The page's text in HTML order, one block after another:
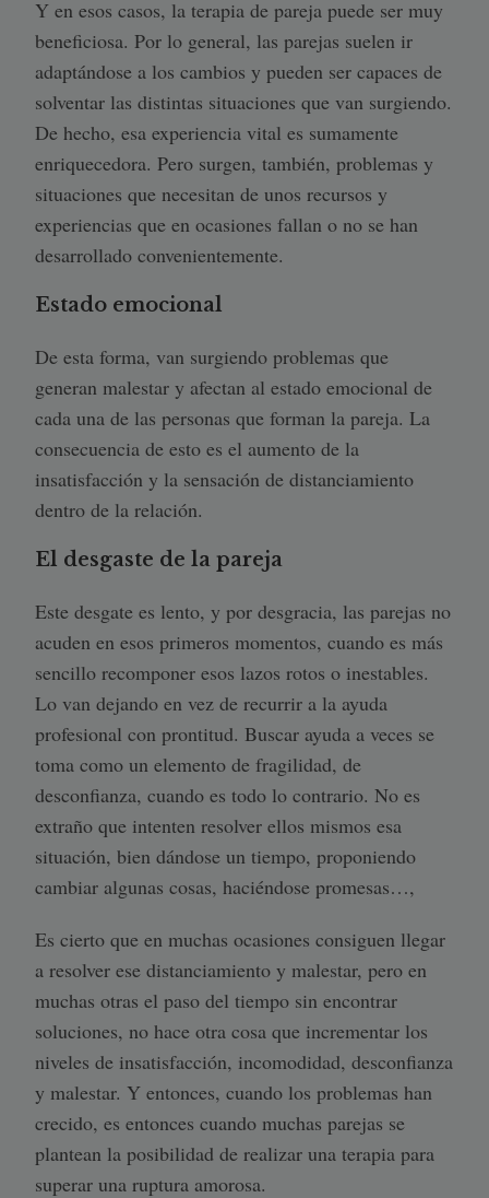
Y en esos casos, la terapia de pareja puede ser muy
beneficiosa. Por lo general, las parejas suelen ir
adaptándose a los cambios y pueden ser capaces de
solventar las distintas situaciones que van surgiendo.
De hecho, esa experiencia vital es sumamente
enriquecedora. Pero surgen, también, problemas y
situaciones que necesitan de unos recursos y
experiencias que en ocasiones fallan o no se han
desarrollado convenientemente.
Estado emocional
De esta forma, van surgiendo problemas que
generan malestar y afectan al estado emocional de
cada una de las personas que forman la pareja. La
consecuencia de esto es el aumento de la
insatisfacción y la sensación de distanciamiento
dentro de la relación.
El desgaste de la pareja
Este desgate es lento, y por desgracia, las parejas no
acuden en esos primeros momentos, cuando es más
sencillo recomponer esos lazos rotos o inestables.
Lo van dejando en vez de recurrir a la ayuda
profesional con prontitud. Buscar ayuda a veces se
toma como un elemento de fragilidad, de
desconfianza, cuando es todo lo contrario. No es
extraño que intenten resolver ellos mismos esa
situación, bien dándose un tiempo, proponiendo
cambiar algunas cosas, haciéndose promesas…,
Es cierto que en muchas ocasiones consiguen llegar
a resolver ese distanciamiento y malestar, pero en
muchas otras el paso del tiempo sin encontrar
soluciones, no hace otra cosa que incrementar los
niveles de insatisfacción, incomodidad, desconfianza
y malestar. Y entonces, cuando los problemas han
crecido, es entonces cuando muchas parejas se
plantean la posibilidad de realizar una terapia para
superar una ruptura amorosa.